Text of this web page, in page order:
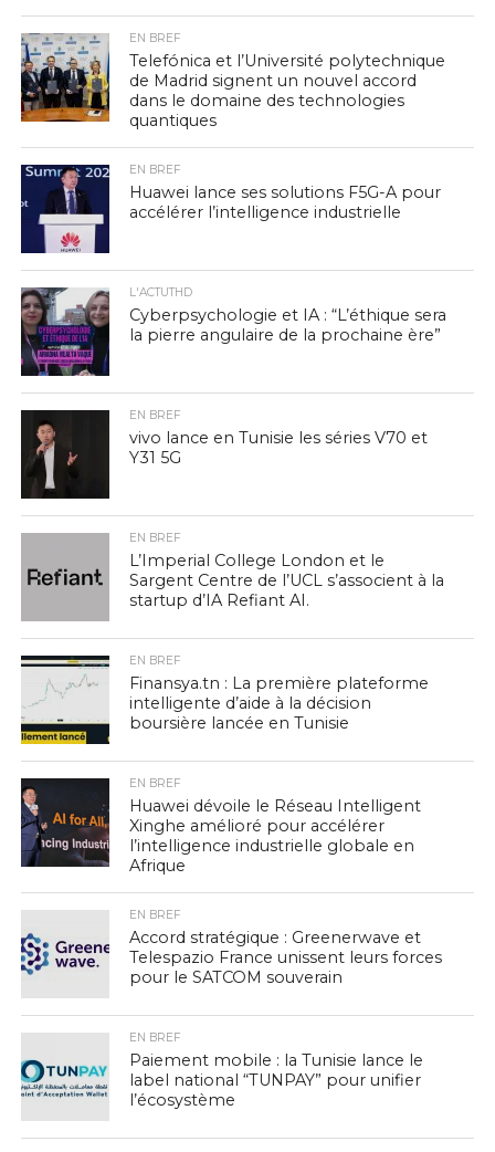
EN BREF
Telefónica et l’Université polytechnique
de Madrid signent un nouvel accord
dans le domaine des technologies
quantiques
EN BREF
Huawei lance ses solutions F5G-A pour
accélérer l’intelligence industrielle
L'ACTUTHD
Cyberpsychologie et IA : “L’éthique sera
la pierre angulaire de la prochaine ère”
EN BREF
vivo lance en Tunisie les séries V70 et
Y31 5G
EN BREF
L’Imperial College London et le
Sargent Centre de l’UCL s’associent à la
startup d’IA Refiant AI.
EN BREF
Finansya.tn : La première plateforme
intelligente d’aide à la décision
boursière lancée en Tunisie
EN BREF
Huawei dévoile le Réseau Intelligent
Xinghe amélioré pour accélérer
l’intelligence industrielle globale en
Afrique
EN BREF
Accord stratégique : Greenerwave et
Telespazio France unissent leurs forces
pour le SATCOM souverain
EN BREF
Paiement mobile : la Tunisie lance le
label national “TUNPAY” pour unifier
l’écosystème